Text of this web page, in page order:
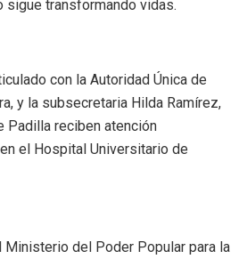
sigue transformando vidas.
con la Autoridad Única de
y la subsecretaria Hilda Ramírez,
Padilla reciben atención
el Hospital Universitario de
Ministerio del Poder Popular para la